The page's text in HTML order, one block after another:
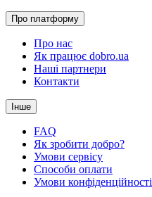
Про платформу
Про нас
Як працює dobro.ua
Наші партнери
Контакти
Інше
FAQ
Як зробити добро?
Умови сервісу
Способи оплати
Умови конфіденційності